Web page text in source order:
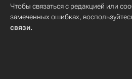
Чтобы связаться с редакцией или
замеченных ошибках,
связи.